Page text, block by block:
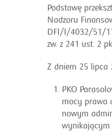
Podstawę
Nadzoru
DFI/I/4032/51/
zw. z 241 ust. 2
Z dniem 25 lipca
PKO
mocy prawa
nowym
wynikającym